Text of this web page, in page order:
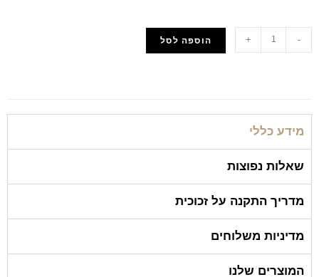
-
+ הוספה לסל
מידע כללי
שאלות נפוצות
מדריך התקנה על זכוכית
מדיניות משלוחים
המוצרים שלנו